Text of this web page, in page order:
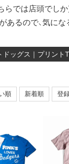
らでは店頭でし
あるので、気に
ッグス｜プリン
順 新着順 登